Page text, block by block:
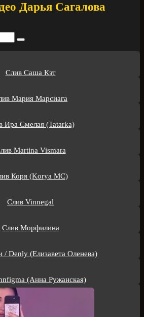
Дарья Сагалова
Слив Саша Кэт
Мария Марсиага
Ира Смелая (Tatarka)
Martina Vismara
Коря (Korya MC)
Слив Vinnegal
Слив Морфилина
/ Denly (Елизавета Оленева)
(Анна Ружанская)